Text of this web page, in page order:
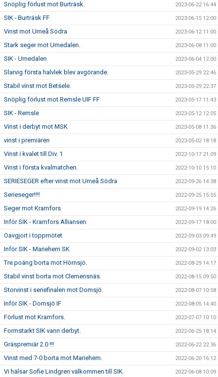
Snöplig förlust mot Burträsk. 2023-06-22 16:44
SIK - Burträsk FF 2023-06-15 12:00
Vinst mot Umeå Södra 2023-06-12 11:00
Stark seger mot Umedalen. 2023-06-08 11:00
SIK - Umedalen 2023-06-04 12:00
Slarvig första halvlek blev avgörande. 2023-05-29 22:46
Stabil vinst mot Betsele. 2023-05-29 22:37
Snöplig förlust mot Remsle UIF FF 2023-05-17 11:43
SIK - Remsle 2023-05-12 12:05
Vinst i derbyt mot MSK 2023-05-08 11:36
vinst i premiären 2023-05-02 18:18
Vinst i kvalet till Div. 1 2022-10-17 21:09
Vinst i första kvalmatchen. 2022-10-10 15:10
SERIESEGER efter vinst mot Umeå Södra 2022-09-26 14:38
Serieseger!!!! 2022-09-25 15:55
Seger mot Kramfors 2022-09-19 14:26
Inför SIK - Kramfors Alliansen 2022-09-17 18:00
Oavgjort i toppmötet 2022-09-03 09:49
Inför SIK - Mariehem SK 2022-09-02 13:03
Tre poäng borta mot Hörnsjö. 2022-08-29 14:17
Stabil vinst borta mot Clemensnäs. 2022-08-15 09:50
Storvinst i seriefinalen mot Domsjö. 2022-08-07 10:58
Inför SIK - Domsjö IF 2022-08-05 14:40
Förlust mot Kramfors. 2022-07-07 10:10
Formstarkt SIK vann derbyt. 2022-06-25 18:14
Gräspremiär 2.0 !!! 2022-06-22 22:36
Vinst med 7-0 borta mot Mariehem. 2022-06-20 16:12
Vi hälsar Sofie Lindgren välkommen till SIK. 2022-06-08 10:09